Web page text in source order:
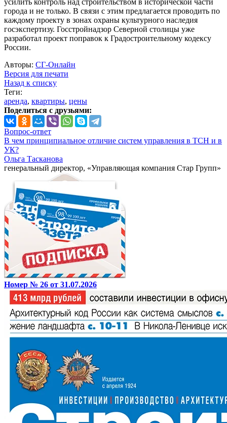
усилить контроль над строительством в исторической части
города и не только. В связи с этим предлагается проводить по
каждому проекту в зонах охраны культурного наследия
госэкспертизу. Госстройнадзор Северной столицы уже
разработал проект поправок к Градостроительному кодексу
России.
Авторы: СГ-Онлайн
Версия для печати
Назад к списку
Теги:
аренда, квартиры, цены
Поделиться с друзьями:
Вопрос-ответ
В чем принципиальное отличие систем управления в ТСН и в
УК?
Ольга Тасканова
генеральный директор, «Управляющая компания Стар Групп»
Номер № 26 от 31.07.2026